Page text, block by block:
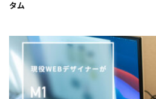
タム